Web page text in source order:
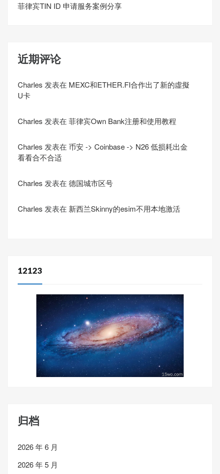
菲律宾TIN ID 申请服务案例分享
近期评论
Charles 发表在 MEXC和ETHER.FI合作出了新的虛擬
U卡
Charles 发表在 菲律宾Own Bank注册和使用教程
Charles 发表在 币安 -> Coinbase -> N26 低损耗出金
看看合不合适
Charles 发表在 德国城市区号
Charles 发表在 新西兰Skinny的esim不用本地激活
12123
归档
2026 年 6 月
2026 年 5 月